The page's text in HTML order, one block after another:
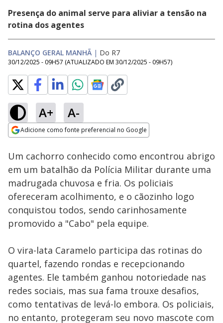
Presença do animal serve para aliviar a tensão na
rotina dos agentes
BALANÇO GERAL MANHÃ | Do R7
30/12/2025 - 09H57 (ATUALIZADO EM 30/12/2025 - 09H57)
A+ A-
Adicione como fonte preferencial no Google
Ativar
Loaded
24.77%
Um cachorro conhecido como encontrou abrigo
em um batalhão da Polícia Militar durante uma
madrugada chuvosa e fria. Os policiais
ofereceram acolhimento, e o cãozinho logo
conquistou todos, sendo carinhosamente
promovido a "Cabo" pela equipe.
O vira-lata Caramelo participa das rotinas do
quartel, fazendo rondas e recepcionando
agentes. Ele também ganhou notoriedade nas
redes sociais, mas sua fama trouxe desafios,
como tentativas de levá-lo embora. Os policiais,
no entanto, protegeram seu novo mascote com